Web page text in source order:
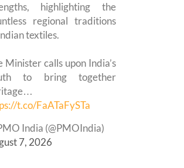
highlighting the
regional traditions
textiles.
Minister calls upon India’s
to bring together
t.co/FaATaFySTa
India (@PMOIndia)
7, 2026